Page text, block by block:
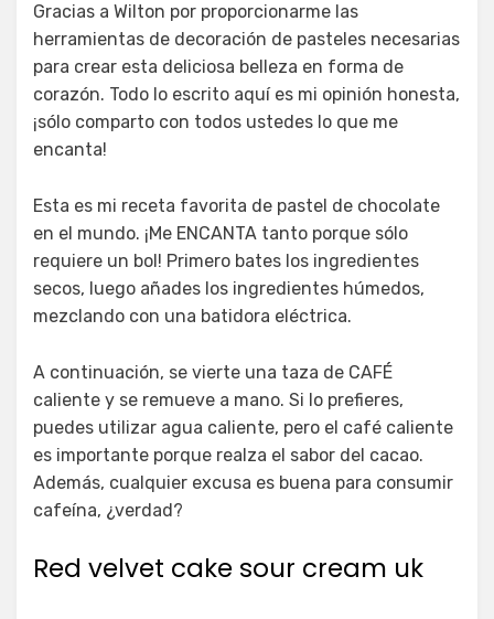
Gracias a Wilton por proporcionarme las
herramientas de decoración de pasteles necesarias
para crear esta deliciosa belleza en forma de
corazón. Todo lo escrito aquí es mi opinión honesta,
¡sólo comparto con todos ustedes lo que me
encanta!
Esta es mi receta favorita de pastel de chocolate
en el mundo. ¡Me ENCANTA tanto porque sólo
requiere un bol! Primero bates los ingredientes
secos, luego añades los ingredientes húmedos,
mezclando con una batidora eléctrica.
A continuación, se vierte una taza de CAFÉ
caliente y se remueve a mano. Si lo prefieres,
puedes utilizar agua caliente, pero el café caliente
es importante porque realza el sabor del cacao.
Además, cualquier excusa es buena para consumir
cafeína, ¿verdad?
Red velvet cake sour cream uk